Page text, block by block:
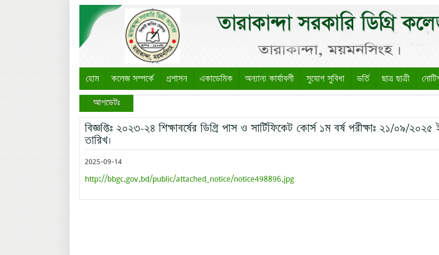
হোম কলেজ সম্পর্কে প্রশাসন একাডেমিক অন্যান্য কার্যাবলী সুযোগ সুবিধা ভর্তি ছাত্র ছাত্রী
আপডেটঃ
বিজ্ঞপ্তিঃ ২০২৩-২৪ শিক্ষাবর্ষের ডিগ্রি পাস ও সার্টিফিকেট কোর্স ১ম বর্ষ পরীক্ষাঃ ২১/০৯/২০২৫
তারিখ।
2025-09-14
http://bbgc.gov.bd/public/attached_notice/notice498896.jpg